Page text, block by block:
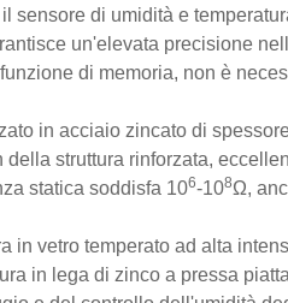
il sensore di umidità e
un'elevata precisione
di memoria, non è
in acciaio zincato di
della struttura rinforzata,
statica soddisfa 106-108Ω,
in vetro temperato ad alta
in lega di zinco a pressa